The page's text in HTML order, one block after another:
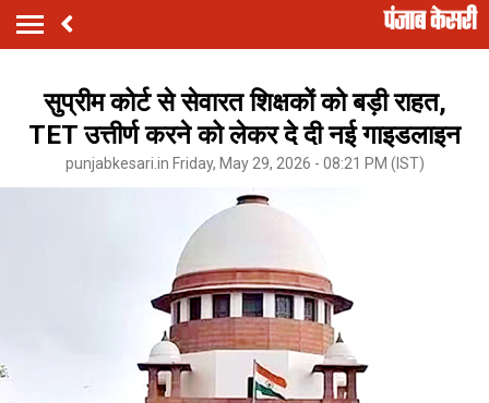
सुप्रीम कोर्ट से सेवारत शिक्षकों को बड़ी राहत,
TET उत्तीर्ण करने को लेकर दे दी नई गाइडलाइन
punjabkesari.in Friday, May 29, 2026 - 08:21 PM (IST)